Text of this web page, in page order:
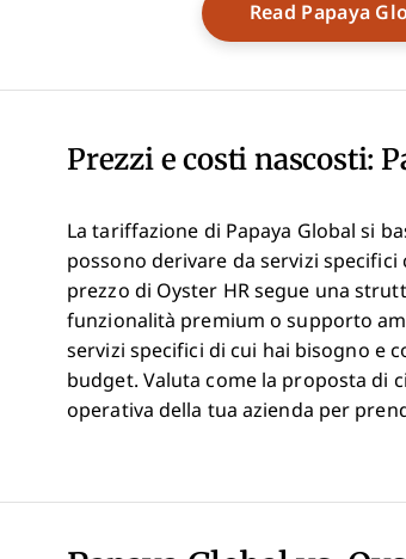
Read Papaya
Prezzi e costi nascosti:
La tariffazione di Papaya Global si
possono derivare da servizi specifici
prezzo di Oyster HR segue una
funzionalità premium o supporto
servizi specifici di cui hai bisogno e
budget. Valuta come la proposta di
operativa della tua azienda per